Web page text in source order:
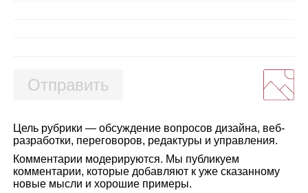
Отправить
Цель рубрики — обсуждение вопросов дизайна, веб-
разработки, переговоров, редактуры и управления.
Комментарии модерируются. Мы публикуем
комментарии, которые добавляют к уже сказанному
новые мысли и хорошие примеры.